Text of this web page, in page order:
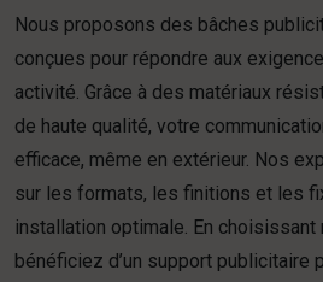
Nous proposons des bâches
conçues pour répondre aux
activité. Grâce à des matériaux
de haute qualité, votre
efficace, même en extérieur. Nos
sur les formats, les finitions et les
installation optimale. En
bénéficiez d’un support publicitaire